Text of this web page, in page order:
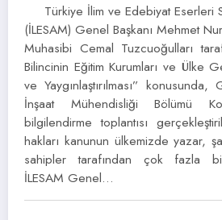
Türkiye İlim ve Edebiyat Eserleri
(İLESAM) Genel Başkanı Mehmet
Muhasibi Cemal Tuzcuoğulları
Bilincinin Eğitim Kurumları ve Ülke
ve Yaygınlaştırılması”
İnşaat Mühendisliği Bölümü
bilgilendirme toplantısı
hakları kanunun ülkemizde yazar,
sahipler tarafından çok fazla
İLESAM Genel…